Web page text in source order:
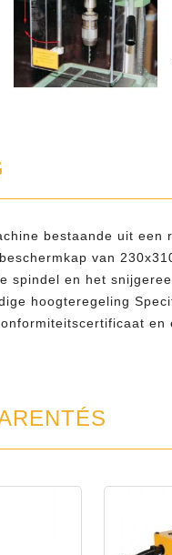
bestaande uit
van
spindel en het
hoogteregeling